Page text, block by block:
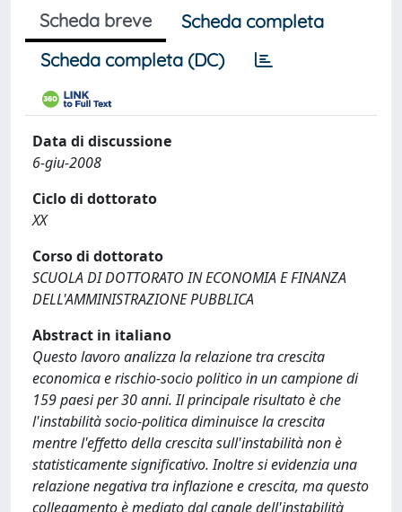
Scheda breve
Scheda completa
Scheda completa (DC)
Data di discussione
6-giu-2008
Ciclo di dottorato
XX
Corso di dottorato
SCUOLA DI DOTTORATO IN ECONOMIA E FINANZA
DELL'AMMINISTRAZIONE PUBBLICA
Abstract in italiano
Questo lavoro analizza la relazione tra crescita
economica e rischio-socio politico in un campione di
159 paesi per 30 anni. Il principale risultato è che
l'instabilità socio-politica diminuisce la crescita
mentre l'effetto della crescita sull'instabilità non è
statisticamente significativo. Inoltre si evidenzia una
relazione negativa tra inflazione e crescita, ma questo
collegamento è mediato dal canale dell'instabilità